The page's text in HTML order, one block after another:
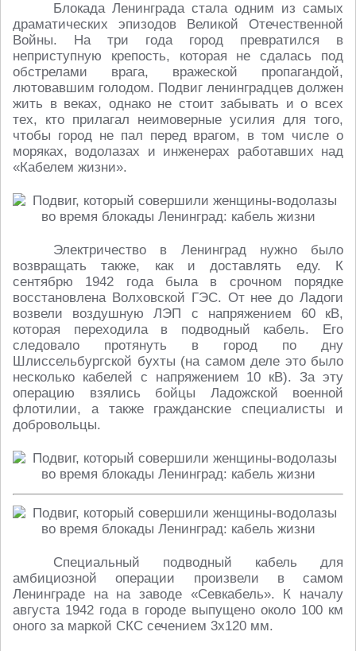
Блокада Ленинграда стала одним из самых
драматических эпизодов Великой Отечественной
Войны. На три года город превратился в
неприступную крепость, которая не сдалась под
обстрелами врага, вражеской пропагандой,
лютовавшим голодом. Подвиг ленинградцев должен
жить в веках, однако не стоит забывать и о всех
тех, кто прилагал неимоверные усилия для того,
чтобы город не пал перед врагом, в том числе о
моряках, водолазах и инженерах работавших над
«Кабелем жизни».
Электричество в Ленинград нужно было
возвращать также, как и доставлять еду. К
сентябрю 1942 года была в срочном порядке
восстановлена Волховской ГЭС. От нее до Ладоги
возвели воздушную ЛЭП с напряжением 60 кВ,
которая переходила в подводный кабель. Его
следовало протянуть в город по дну
Шлиссельбургской бухты (на самом деле это было
несколько кабелей с напряжением 10 кВ). За эту
операцию взялись бойцы Ладожской военной
флотилии, а также гражданские специалисты и
добровольцы.
Специальный подводный кабель для
амбициозной операции произвели в самом
Ленинграде на на заводе «Севкабель». К началу
августа 1942 года в городе выпущено около 100 км
оного за маркой СКС сечением 3х120 мм.